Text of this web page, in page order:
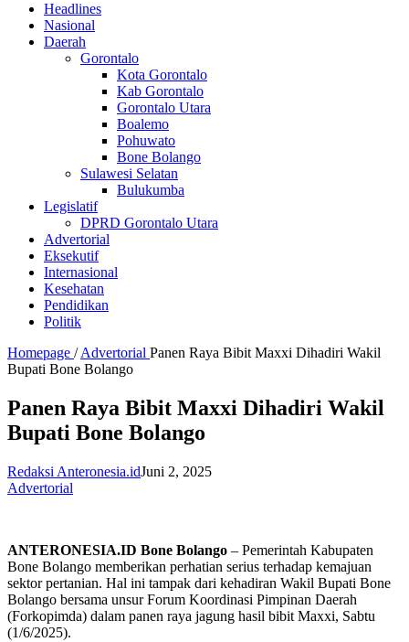
Headlines
Nasional
Daerah
Gorontalo
Kota Gorontalo
Kab Gorontalo
Gorontalo Utara
Boalemo
Pohuwato
Bone Bolango
Sulawesi Selatan
Bulukumba
Legislatif
DPRD Gorontalo Utara
Advertorial
Eksekutif
Internasional
Kesehatan
Pendidikan
Politik
Homepage / Advertorial Panen Raya Bibit Maxxi Dihadiri Wakil
Bupati Bone Bolango
Panen Raya Bibit Maxxi Dihadiri Wakil
Bupati Bone Bolango
Redaksi Anteronesia.idJuni 2, 2025
Advertorial
ANTERONESIA.ID Bone Bolango – Pemerintah Kabupaten
Bone Bolango memberikan perhatian serius terhadap kemajuan
sektor pertanian. Hal ini tampak dari kehadiran Wakil Bupati Bone
Bolango bersama unsur Forum Koordinasi Pimpinan Daerah
(Forkopimda) dalam panen raya jagung hasil bibit Maxxi, Sabtu
(1/6/2025).